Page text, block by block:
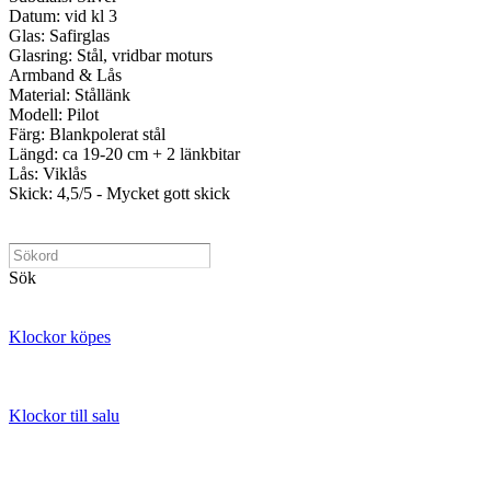
Datum: vid kl 3
Glas: Safirglas
Glasring: Stål, vridbar moturs
Armband & Lås
Material: Stållänk
Modell: Pilot
Färg: Blankpolerat stål
Längd: ca 19-20 cm + 2 länkbitar
Lås: Viklås
Skick: 4,5/5 - Mycket gott skick
Sök
Klockor köpes
Klockor till salu